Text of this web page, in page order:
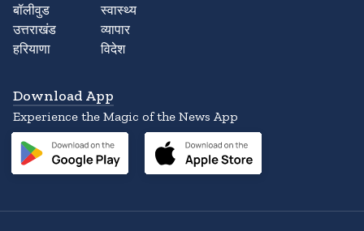
बॉलीवुड
उत्तराखंड
हरियाणा
स्वास्थ्य
व्यापार
विदेश
Download App
Experience the Magic of the News App